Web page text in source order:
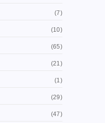
(7)
(10)
(65)
(21)
(1)
(29)
(47)